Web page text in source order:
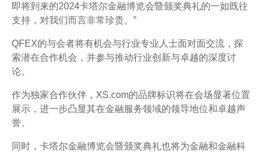
即将到来的2024卡塔尔金融博览会暨颁奖典礼的一如既往
支持，对我们而言非常珍贵。”
QFEX的与会者将有机会与行业专业人士面对面交流，探
索潜在合作机会，并参与推动行业创新与卓越的深度讨
论。
作为独家合作伙伴，XS.com的品牌标识将在会场显著位置
展示，进一步凸显其在金融服务领域的领导地位和卓越声
誉。
同时，卡塔尔金融博览会暨颁奖典礼也将为金融和金融科